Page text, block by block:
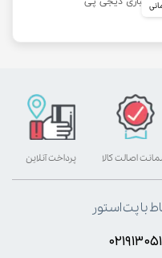
پرداخت آنلاین اصالت کالا
با پت استور